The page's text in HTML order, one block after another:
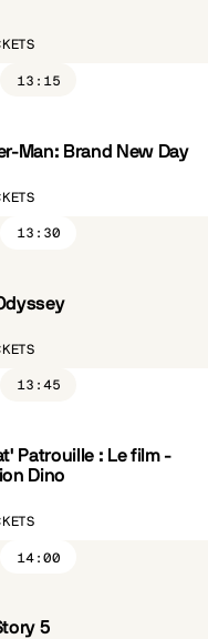
13:15
Man: Brand New Day
13:30
13:45
Patrouille : Le film -
Dino
14:00
5